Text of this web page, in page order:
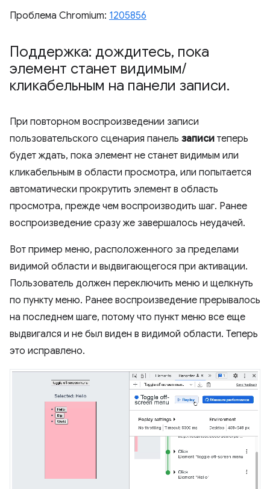
Проблема Chromium: 1205856
Поддержка: дождитесь, пока
элемент станет видимым/
кликабельным на панели записи.
При повторном воспроизведении записи
пользовательского сценария панель записи теперь
будет ждать, пока элемент не станет видимым или
кликабельным в области просмотра, или попытается
автоматически прокрутить элемент в область
просмотра, прежде чем воспроизводить шаг. Ранее
воспроизведение сразу же завершалось неудачей.
Вот пример меню, расположенного за пределами
видимой области и выдвигающегося при активации.
Пользователь должен переключить меню и щелкнуть
по пункту меню. Ранее воспроизведение прерывалось
на последнем шаге, потому что пункт меню все еще
выдвигался и не был виден в видимой области. Теперь
это исправлено.